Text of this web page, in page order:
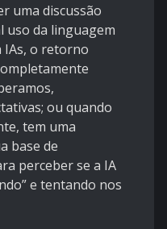
uma discussão
uso da linguagem
IAs, o retorno
ou quando
tem uma
base de
perceber se a IA
e tentando nos